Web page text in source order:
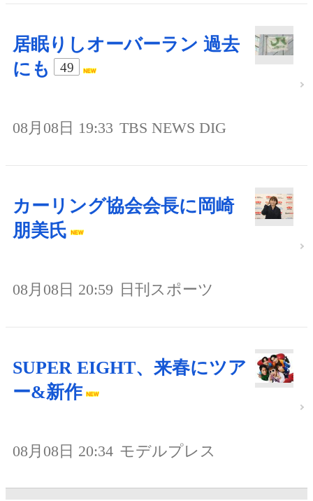
居眠りしオーバーラン 過去
にも
49
08月08日 19:33 TBS NEWS DIG
カーリング協会会長に岡崎
朋美氏
08月08日 20:59 日刊スポーツ
SUPER EIGHT、来春にツア
ー&新作
08月08日 20:34 モデルプレス